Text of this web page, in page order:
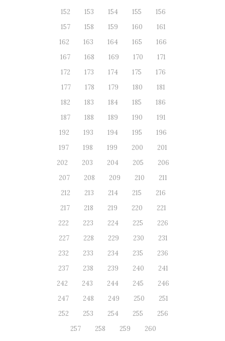
152
153 154 155
156
157
158 159 160
161
162
163 164 165
166
167
168 169 170
171
172
173 174 175
176
177
178 179 180
181
182
183 184 185
186
187
188 189 190
191
192
193 194 195
196
197
198 199 200
201
202
203 204 205
206
207
208 209 210
211
212
213 214 215
216
217
218 219 220
221
222
223 224 225
226
227
228 229 230
231
232
233 234 235
236
237
238 239 240
241
242
243 244 245
246
247
248 249 250
251
252
253 254 255
256
257
258 259 260